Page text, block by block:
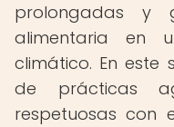
prolongadas y
alimentaria en
climático. En este
de prácticas
respetuosas con